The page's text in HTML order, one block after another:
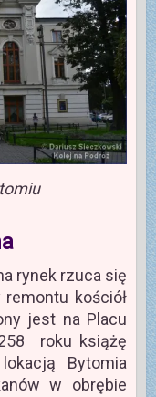
rynek rzuca się
kościół
jest na Placu
roku książę
Bytomia
w obrębie